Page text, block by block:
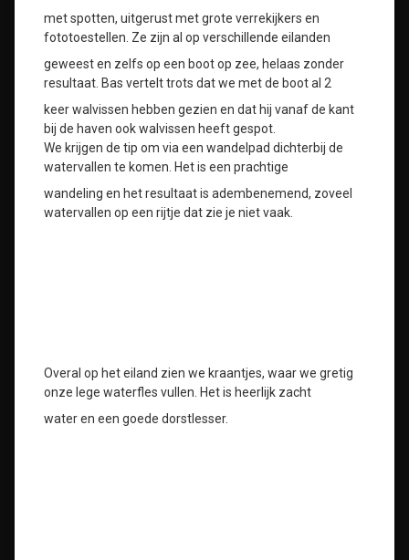
met spotten, uitgerust met grote verrekijkers en
fototoestellen. Ze zijn al op verschillende eilanden
geweest en zelfs op een boot op zee, helaas zonder
resultaat. Bas vertelt trots dat we met de boot al 2
keer walvissen hebben gezien en dat hij vanaf de kant
bij de haven ook walvissen heeft gespot.
We krijgen de tip om via een wandelpad dichterbij de
watervallen te komen. Het is een prachtige
wandeling en het resultaat is adembenemend, zoveel
watervallen op een rijtje dat zie je niet vaak.
Overal op het eiland zien we kraantjes, waar we gretig
onze lege waterfles vullen. Het is heerlijk zacht
water en een goede dorstlesser.